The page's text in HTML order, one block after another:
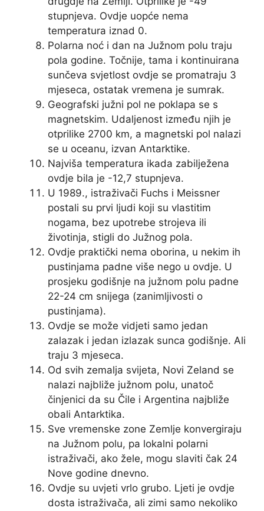
stupnjeva. Ovdje uopće nema
temperatura iznad 0.
Polarna noć i dan na Južnom polu traju
pola godine. Točnije, tama i kontinuirana
sunčeva svjetlost ovdje se promatraju 3
mjeseca, ostatak vremena je sumrak.
Geografski južni pol ne poklapa se s
magnetskim. Udaljenost između njih je
otprilike 2700 km, a magnetski pol nalazi
se u oceanu, izvan Antarktike.
Najviša temperatura ikada zabilježena
ovdje bila je -12,7 stupnjeva.
U 1989., istraživači Fuchs i Meissner
postali su prvi ljudi koji su vlastitim
nogama, bez upotrebe strojeva ili
životinja, stigli do Južnog pola.
Ovdje praktički nema oborina, u nekim ih
pustinjama padne više nego u ovdje. U
prosjeku godišnje na južnom polu padne
22-24 cm snijega (zanimljivosti o
pustinjama).
Ovdje se može vidjeti samo jedan
zalazak i jedan izlazak sunca godišnje. Ali
traju 3 mjeseca.
Od svih zemalja svijeta, Novi Zeland se
nalazi najbliže južnom polu, unatoč
činjenici da su Čile i Argentina najbliže
obali Antarktika.
Sve vremenske zone Zemlje konvergiraju
na Južnom polu, pa lokalni polarni
istraživači, ako žele, mogu slaviti čak 24
Nove godine dnevno.
Ovdje su uvjeti vrlo grubo. Ljeti je ovdje
dosta istraživača, ali zimi samo nekoliko